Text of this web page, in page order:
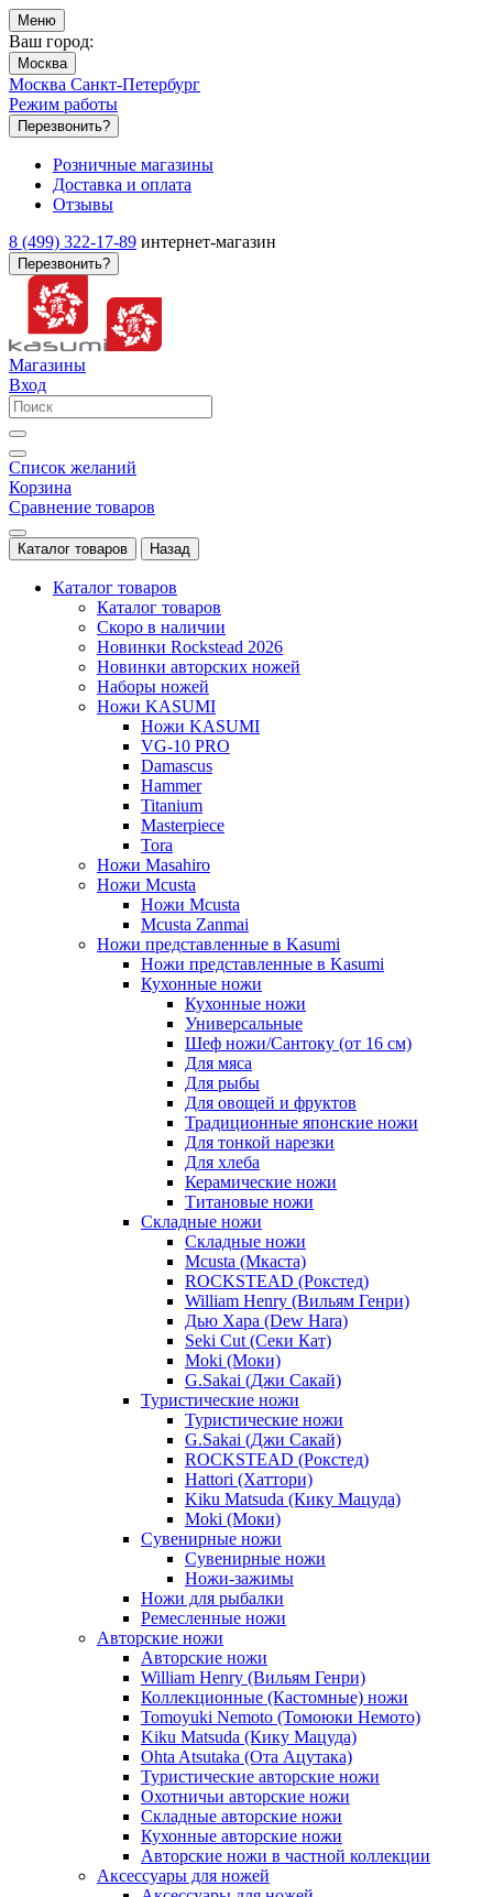
Меню
Ваш город:
Москва
Москва Санкт-Петербург
Режим работы
Перезвонить?
Розничные магазины
Доставка и оплата
Отзывы
8 (499) 322-17-89 интернет-магазин
Перезвонить?
Магазины
Вход
Список желаний
Корзина
Сравнение товаров
Каталог товаров Назад
Каталог товаров
Каталог товаров
Скоро в наличии
Новинки Rockstead 2026
Новинки авторских ножей
Наборы ножей
Ножи KASUMI
Ножи KASUMI
VG-10 PRO
Damascus
Hammer
Titanium
Masterpiece
Tora
Ножи Masahiro
Ножи Mcusta
Ножи Mcusta
Mcusta Zanmai
Ножи представленные в Kasumi
Ножи представленные в Kasumi
Кухонные ножи
Кухонные ножи
Универсальные
Шеф ножи/Сантоку (от 16 см)
Для мяса
Для рыбы
Для овощей и фруктов
Традиционные японские ножи
Для тонкой нарезки
Для хлеба
Керамические ножи
Титановые ножи
Складные ножи
Складные ножи
Mcusta (Мкаста)
ROCKSTEAD (Рокстед)
William Henry (Вильям Генри)
Дью Хара (Dew Hara)
Seki Cut (Секи Кат)
Moki (Моки)
G.Sakai (Джи Сакай)
Туристические ножи
Туристические ножи
G.Sakai (Джи Сакай)
ROCKSTEAD (Рокстед)
Hattori (Хаттори)
Kiku Matsuda (Кику Мацуда)
Moki (Моки)
Сувенирные ножи
Сувенирные ножи
Ножи-зажимы
Ножи для рыбалки
Ремесленные ножи
Авторские ножи
Авторские ножи
William Henry (Вильям Генри)
Коллекционные (Кастомные) ножи
Tomoyuki Nemoto (Томоюки Немото)
Kiku Matsuda (Кику Мацуда)
Ohta Atsutaka (Ота Ацутака)
Туристические авторские ножи
Охотничьи авторские ножи
Складные авторские ножи
Кухонные авторские ножи
Авторские ножи в частной коллекции
Аксессуары для ножей